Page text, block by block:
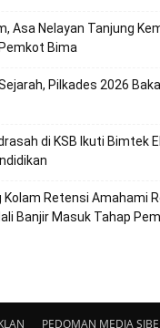
Asa Nelayan Tanjung
Bima
Pilkades 2026
di KSB Ikuti Bimtek
Kolam Retensi Amahami
Banjir Masuk Tahap
PEDOMAN MEDIA